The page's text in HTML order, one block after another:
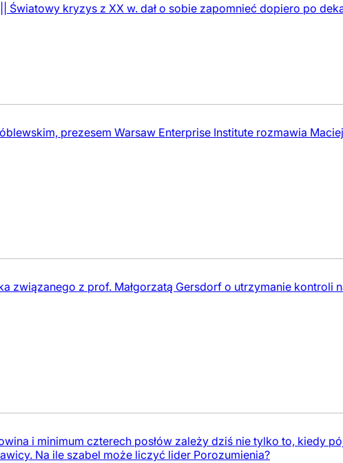
Światowy kryzys z XX w. dał o sobie zapomnieć dopiero po
prezesem Warsaw Enterprise Institute rozmawia
związanego z prof. Małgorzatą Gersdorf o utrzymanie kontroli
i minimum czterech posłów zależy dziś nie tylko to, kiedy
Na ile szabel może liczyć lider Porozumienia?